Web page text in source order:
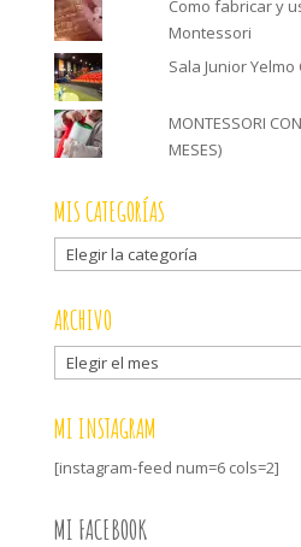
Como fabricar y
Montessori
Sala Junior
MONTESSORI
MESES)
MIS CATEGORÍAS
Mis
categorías
ARCHIVO
Archivo
MI INSTAGRAM
[instagram-feed num=6 cols=2]
MI FACEBOOK